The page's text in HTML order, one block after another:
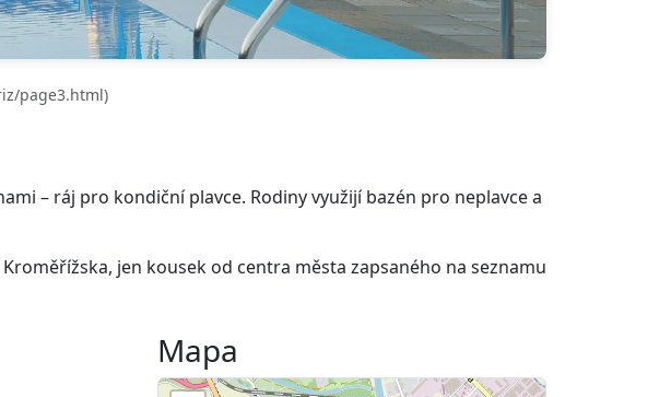
page3.html)
– ráj pro kondiční plavce. Rodiny využijí bazén pro neplavce a
jen kousek od centra města zapsaného na seznamu
Mapa